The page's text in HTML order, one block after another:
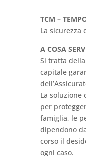
TCM –
La sicurezza
A COSA
Si tratta
capitale
La
per
famiglia, le
dipendono
corso il
ogni caso.